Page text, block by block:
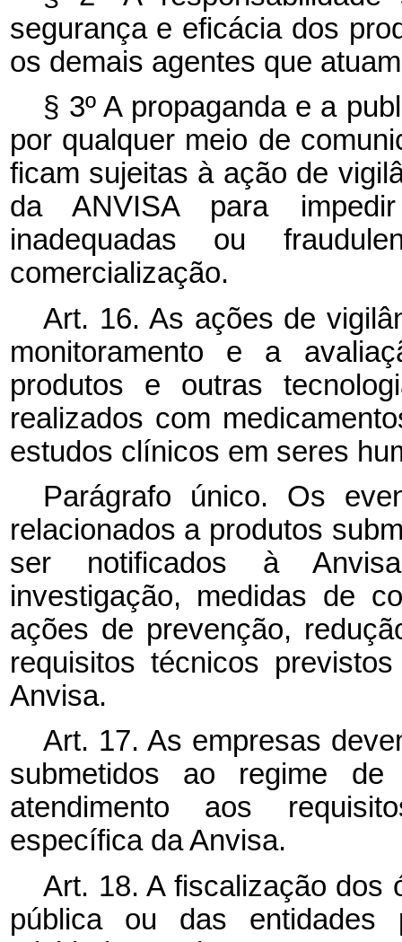
segurança e eficácia dos
os demais agentes que
§ 3º A propaganda e a
por qualquer meio de
ficam sujeitas à ação de
da ANVISA para
inadequadas ou
comercialização.
Art. 16. As ações de
monitoramento e a
produtos e outras
realizados com
estudos clínicos em seres
Parágrafo único. Os
relacionados a produtos
ser notificados à
investigação, medidas de
ações de prevenção,
requisitos técnicos
Anvisa.
Art. 17. As empresas
submetidos ao regime
atendimento aos
específica da Anvisa.
Art. 18. A fiscalização dos
pública ou das entidades